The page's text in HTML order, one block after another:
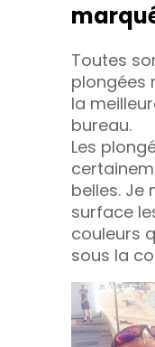
Toutes
plongées
la
bureau.
Les
belles. Je
surface
couleurs
sous la